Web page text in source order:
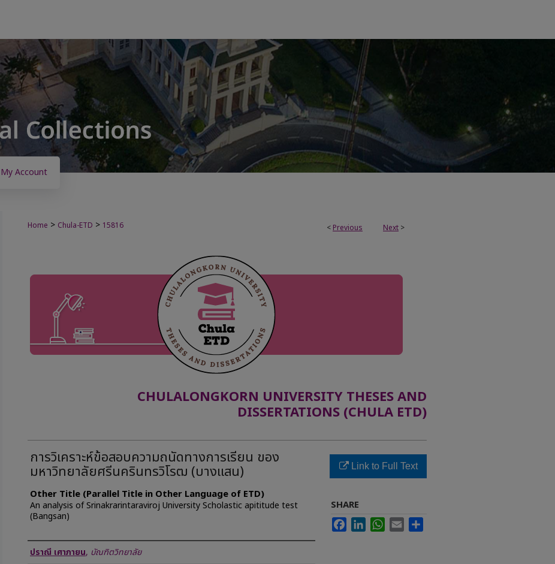
My Account
< Previous Next >
Home > Chula-ETD > 15816
CHULALONGKORN UNIVERSITY THESES AND
DISSERTATIONS (CHULA ETD)
การวิเคราะห์ข้อสอบความถนัดทางการเรียน ของ
มหาวิทยาลัยศรีนครินทรวิโรฒ (บางแสน)
Other Title (Parallel Title in Other Language of ETD)
An analysis of Srinakrarintaraviroj University Scholastic apititude test
(Bangsan)
Author
ปราณี เศาภายน, บัณฑิตวิทยาลัย
Link to Full Text
SHARE
FacebookLinkedInWhatsApp
Email